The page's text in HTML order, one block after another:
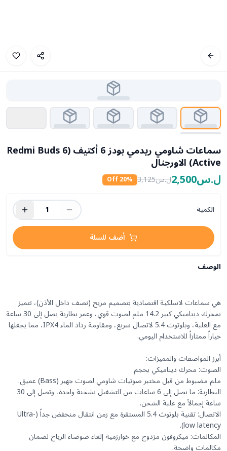
سماعات شاومي ريدمي بودز 6 أكتيف (Redmi Buds 6
Active) الاورجنال
ل.س2,500 ل.س3,125 20% Off
الكمية
1
أضف للسلة
الوصف
هي سماعات لاسلكية اقتصادية بتصميم مريح (نصف داخل الأذن)، تتميز
بمحرك ديناميكي كبير 14.2 ملم لصوت قوي، وعمر بطارية يصل إلى 30 ساعة
مع العلبة، وبلوتوث 5.4 لاتصال سريع، ومقاومة رذاذ الماء IPX4، مما يجعلها
البطارية: ما يصل إلى 6 ساعات من التشغيل بشحنة واحدة، وتصل إلى 30
الاتصال: تقنية بلوتوث 5.4 المستقرة مع زمن انتقال منخفض جداً (Ultra-
المكالمات: ميكروفون مزدوج مع خوارزمية إلغاء ضوضاء الرياح لضمان